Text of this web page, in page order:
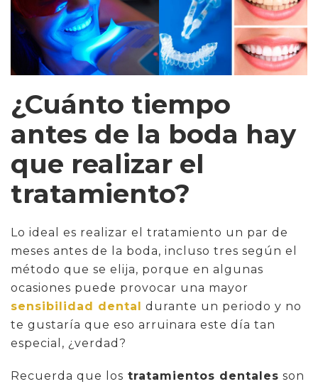
¿Cuánto tiempo
antes de la boda hay
que realizar el
tratamiento?
Lo ideal es realizar el tratamiento un par de
meses antes de la boda, incluso tres según el
método que se elija, porque en algunas
ocasiones puede provocar una mayor
sensibilidad dental
durante un periodo y no
te gustaría que eso arruinara este día tan
especial, ¿verdad?
Recuerda que los tratamientos dentales son